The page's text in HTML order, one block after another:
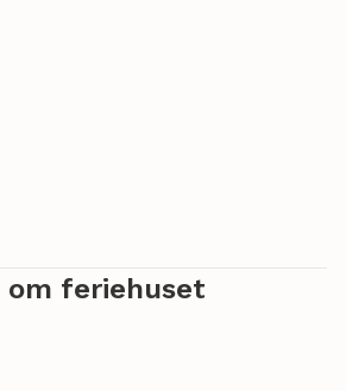
om feriehuset